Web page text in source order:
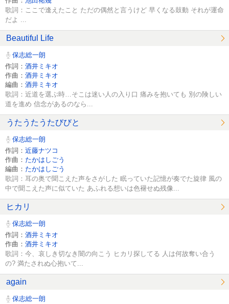
歌詞：ここで逢えたこと ただの偶然と言うけど 早くなる鼓動 それが運命
だよ ...
Beautiful Life
保志総一朗
作詞： 酒井ミキオ
作曲： 酒井ミキオ
編曲： 酒井ミキオ
歌詞：近道を選ぶ時…そこは迷い人の入り口 痛みを抱いても 別の険しい
道を進め 信念があるのなら...
うたうたうたびびと
保志総一朗
作詞： 近藤ナツコ
作曲： たかはしごう
編曲： たかはしごう
歌詞：耳の奥で聞こえた声をさがした 眠っていた記憶が奏でた旋律 風の
中で聞こえた声に似ていた あふれる想いは色褪せぬ残像...
ヒカリ
保志総一朗
作詞： 酒井ミキオ
作曲： 酒井ミキオ
歌詞：今、哀しき切なき闇の向こう ヒカリ探してる 人は何故奪い合う
の? 満たされぬ心抱いて...
again
保志総一朗